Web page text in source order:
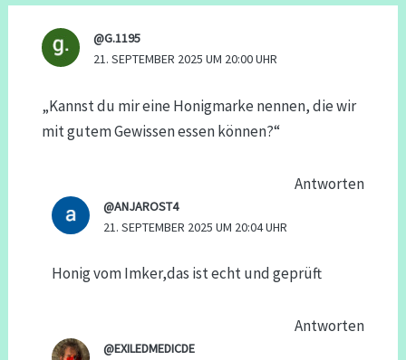
@G.1195
21. SEPTEMBER 2025 UM 20:00 UHR
„Kannst du mir eine Honigmarke nennen, die wir
mit gutem Gewissen essen können?“
Antworten
@ANJAROST4
21. SEPTEMBER 2025 UM 20:04 UHR
Honig vom Imker,das ist echt und geprüft
Antworten
@EXILEDMEDICDE